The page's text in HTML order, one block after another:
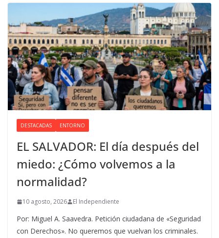
DESTACADAS ENTORNO
EL SALVADOR: El día después del
miedo: ¿Cómo volvemos a la
normalidad?
10 agosto, 2026 El Independiente
Por: Miguel A. Saavedra. Petición ciudadana de «Seguridad
con Derechos». No queremos que vuelvan los criminales.